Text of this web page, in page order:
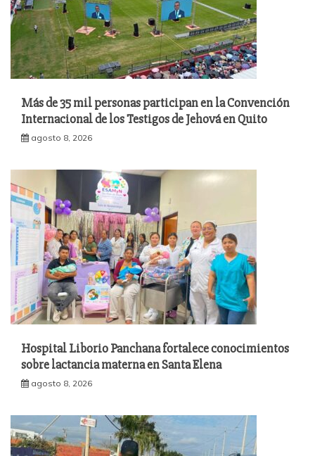
Más de 35 mil personas participan en la Convención
Internacional de los Testigos de Jehová en Quito
agosto 8, 2026
Hospital Liborio Panchana fortalece conocimientos
sobre lactancia materna en Santa Elena
agosto 8, 2026